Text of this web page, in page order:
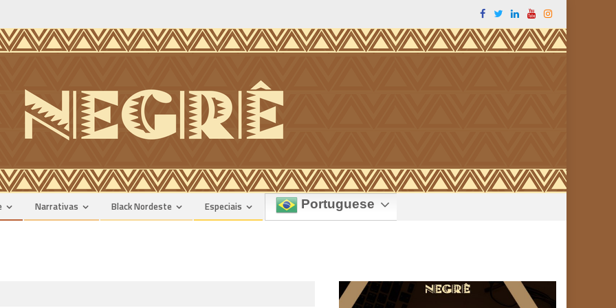
Narrativas Black Nordeste Especiais Portuguese